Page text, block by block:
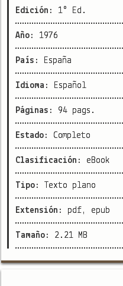
Edición: 1° Ed.
Año: 1976
País: España
Idioma: Español
Páginas: 94 pags.
Estado: Completo
Clasificación: eBook
Tipo: Texto plano
Extensión: pdf, epub
Tamaño: 2.21 MB